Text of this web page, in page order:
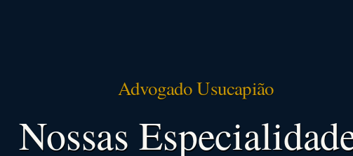
Advogado Usucapião
Nossas